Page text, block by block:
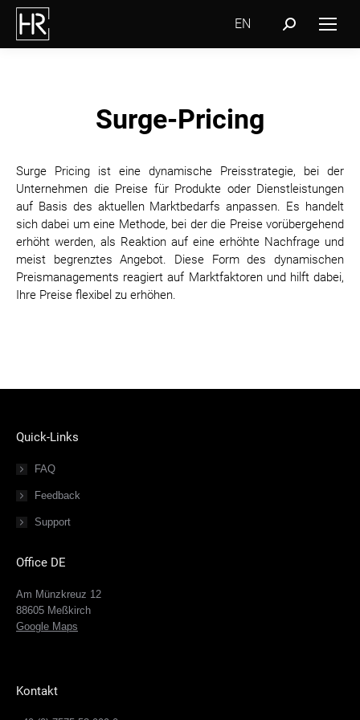
EN Search:
Surge-Pricing
Surge Pricing ist eine dynamische Preisstrategie, bei der
Unternehmen die Preise für Produkte oder Dienstleistungen
auf Basis des aktuellen Marktbedarfs anpassen. Es handelt
sich dabei um eine Methode, bei der die Preise vorübergehend
erhöht werden, als Reaktion auf eine erhöhte Nachfrage und
meist begrenztes Angebot. Diese Form des dynamischen
Preismanagements reagiert auf Marktfaktoren und hilft dabei,
Ihre Preise flexibel zu erhöhen.
Quick-Links
FAQ
Feedback
Support
Office DE
Am Münzkreuz 12
88605 Meßkirch
Google Maps
Kontakt